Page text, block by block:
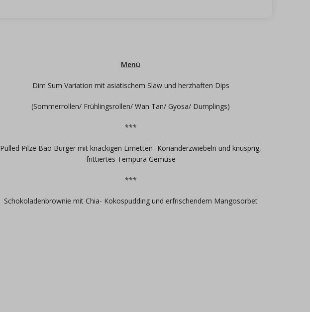
Menü
Dim Sum Variation mit asiatischem Slaw und herzhaften Dips
(Sommerrollen/ Frühlingsrollen/ Wan Tan/ Gyosa/ Dumplings)
***
Pulled Pilze Bao Burger mit knackigen Limetten- Korianderzwiebeln und knusprig,
frittiertes Tempura Gemüse
***
Schokoladenbrownie mit Chia- Kokospudding und erfrischendem Mangosorbet